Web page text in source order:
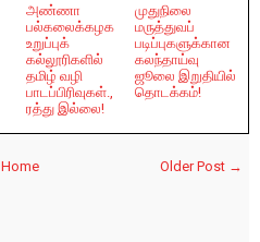
அண்ணா
பல்கலைக்கழக
உறுப்புக்
கல்லூரிகளில்
தமிழ் வழி
பாடப்பிரிவுகள்.,
ரத்து இல்லை!
முதுநிலை
மருத்துவப்
படிப்புகளுக்கான
கலந்தாய்வு
ஜூலை இறுதியில்
தொடக்கம்!
Older Post →
Home